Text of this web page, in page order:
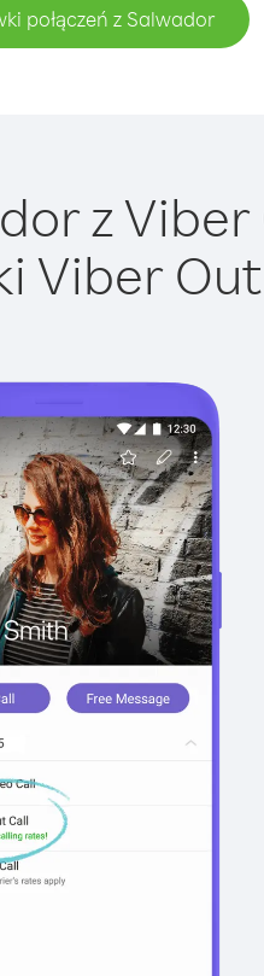
połączeń z Salwador
z
Viber